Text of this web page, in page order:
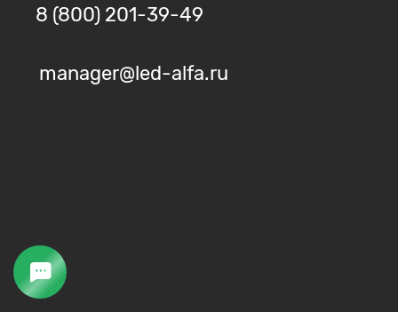
8 (800) 201-39-49
manager@led-alfa.ru